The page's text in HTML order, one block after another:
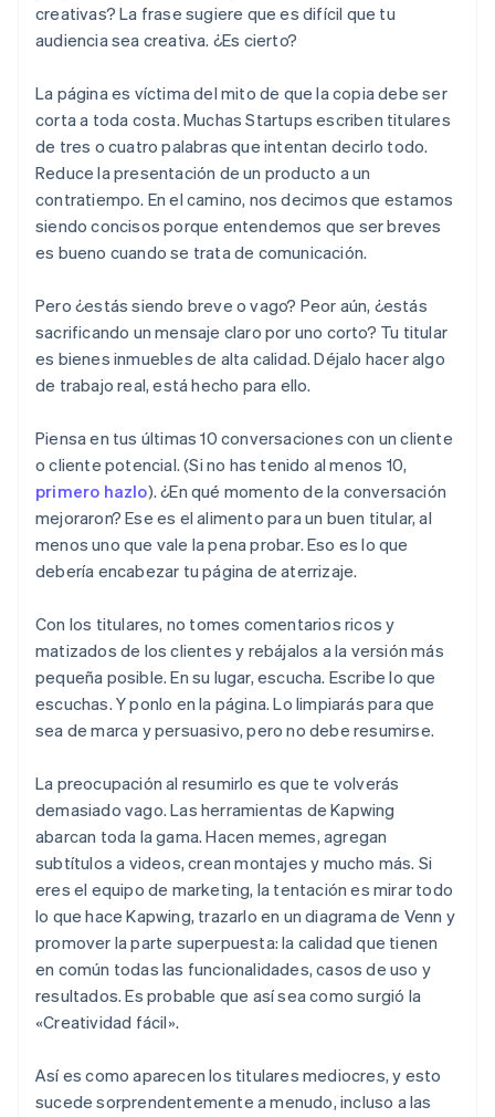
creativas? La frase sugiere que es difícil que tu
audiencia sea creativa. ¿Es cierto?
La página es víctima del mito de que la copia debe ser
corta a toda costa. Muchas Startups escriben titulares
de tres o cuatro palabras que intentan decirlo todo.
Reduce la presentación de un producto a un
contratiempo. En el camino, nos decimos que estamos
siendo concisos porque entendemos que ser breves
es bueno cuando se trata de comunicación.
Pero ¿estás siendo breve o vago? Peor aún, ¿estás
sacrificando un mensaje claro por uno corto? Tu titular
es bienes inmuebles de alta calidad. Déjalo hacer algo
de trabajo real, está hecho para ello.
Piensa en tus últimas 10 conversaciones con un cliente
o cliente potencial. (Si no has tenido al menos 10,
primero hazlo). ¿En qué momento de la conversación
mejoraron? Ese es el alimento para un buen titular, al
menos uno que vale la pena probar. Eso es lo que
debería encabezar tu página de aterrizaje.
Con los titulares, no tomes comentarios ricos y
matizados de los clientes y rebájalos a la versión más
pequeña posible. En su lugar, escucha. Escribe lo que
escuchas. Y ponlo en la página. Lo limpiarás para que
sea de marca y persuasivo, pero no debe resumirse.
La preocupación al resumirlo es que te volverás
demasiado vago. Las herramientas de Kapwing
abarcan toda la gama. Hacen memes, agregan
subtítulos a videos, crean montajes y mucho más. Si
eres el equipo de marketing, la tentación es mirar todo
lo que hace Kapwing, trazarlo en un diagrama de Venn y
promover la parte superpuesta: la calidad que tienen
en común todas las funcionalidades, casos de uso y
resultados. Es probable que así sea como surgió la
«Creatividad fácil».
Así es como aparecen los titulares mediocres, y esto
sucede sorprendentemente a menudo, incluso a las